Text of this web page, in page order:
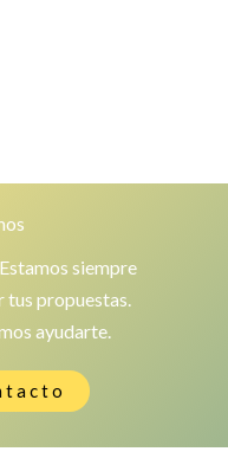
siempre
propuestas.
ayudarte.